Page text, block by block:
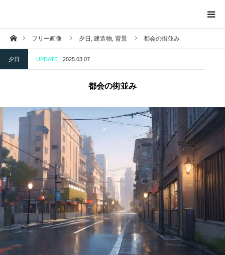
ホームフリー画像 夕日, 建造物, 背景 都会の街並み
夕日 UPDATE 2025.03.07
都会の街並み
トップページ
投稿一覧ページ
掲示物
自然
建造物
夕日
ふりーが！について